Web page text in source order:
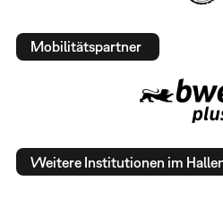
Mobilitätspartner
Weitere Institutionen im